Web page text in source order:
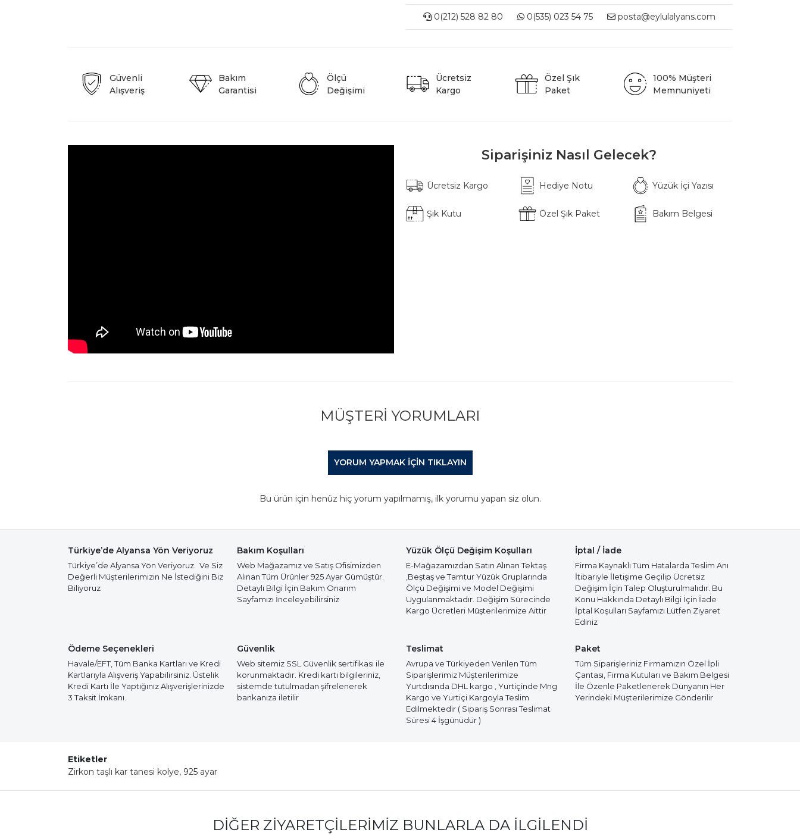
0(212) 528 82 80 0(535) 023 54 75 posta@eylulalyans.com
Güvenli
Alışveriş
Bakım
Garantisi
Ölçü
Değişimi
Ücretsiz
Kargo
Özel Şık
Paket
100% Müşteri
Memnuniyeti
Siparişiniz Nasıl Gelecek?
Ücretsiz Kargo Hediye Notu Yüzük İçi Yazısı
Şık Kutu Özel Şık Paket Bakım Belgesi
MÜŞTERI YORUMLARI
YORUM YAPMAK IÇIN TIKLAYIN
Bu ürün için henüz hiç yorum yapılmamış, ilk yorumu yapan siz olun.
Türkiye’de Alyansa Yön Veriyoruz
Türkiye’de Alyansa Yön Veriyoruz. Ve Siz
Değerli Müşterilerimizin Ne İstediğini Biz
Biliyoruz
Bakım Koşulları
Web Mağazamız ve Satış Ofisimizden
Alınan Tüm Ürünler 925 Ayar Gümüştür.
Detaylı Bilgi İçin Bakım Onarım
Sayfamızı İnceleyebilirsiniz
Yüzük Ölçü Değişim Koşulları
E-Mağazamızdan Satın Alınan Tektaş
,Beştaş ve Tamtur Yüzük Gruplarında
Ölçü Değişimi ve Model Değişimi
Uygulanmaktadır. Değişim Sürecinde
Kargo Ücretleri Müşterilerimize Aittir
İptal / İade
Firma Kaynaklı Tüm Hatalarda Teslim Anı
İtibariyle İletişime Geçilip Ücretsiz
Değişim İçin Talep Oluşturulmalıdır. Bu
Konu Hakkında Detaylı Bilgi İçin İade
İptal Koşulları Sayfamızı Lütfen Ziyaret
Ediniz
Ödeme Seçenekleri
Havale/EFT, Tüm Banka Kartları ve Kredi
Kartlarıyla Alışveriş Yapabilirsiniz. Üstelik
Kredi Kartı İle Yaptığınız Alışverişlerinizde
3 Taksit İmkanı.
Güvenlik
Web sitemiz SSL Güvenlik sertifikası ile
korunmaktadır. Kredi kartı bilgileriniz,
sistemde tutulmadan şifrelenerek
bankanıza iletilir
Teslimat
Avrupa ve Türkiyeden Verilen Tüm
Siparişlerimiz Müşterilerimize
Yurtdısında DHL kargo , Yurtiçinde Mng
Kargo ve Yurtiçi Kargoyla Teslim
Edilmektedir ( Sipariş Sonrası Teslimat
Süresi 4 İşgünüdür )
Paket
Tüm Siparişleriniz Firmamızın Özel İpli
Çantası, Firma Kutuları ve Bakım Belgesi
İle Özenle Paketlenerek Dünyanın Her
Yerindeki Müşterilerimize Gönderilir
Etiketler
Zirkon taşlı kar tanesi kolye, 925 ayar
DIĞER ZIYARETÇILERIMIZ BUNLARLA DA İLGILENDI